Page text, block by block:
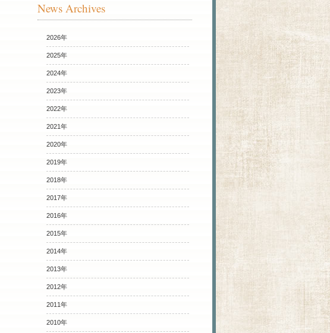
News Archives
2026年
2025年
2024年
2023年
2022年
2021年
2020年
2019年
2018年
2017年
2016年
2015年
2014年
2013年
2012年
2011年
2010年